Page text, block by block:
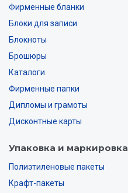
Фирменные бланки
Блоки для записи
Блокноты
Брошюры
Каталоги
Фирменные папки
Дипломы и грамоты
Дисконтные карты
Упаковка и маркировка
Полиэтиленовые пакеты
Крафт-пакеты